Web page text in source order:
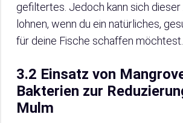
gefiltertes. Jedoch kann sich dieser
lohnen, wenn du ein natürliches,
für deine Fische schaffen möchtest.
3.2 Einsatz von
Bakterien zur
Mulm